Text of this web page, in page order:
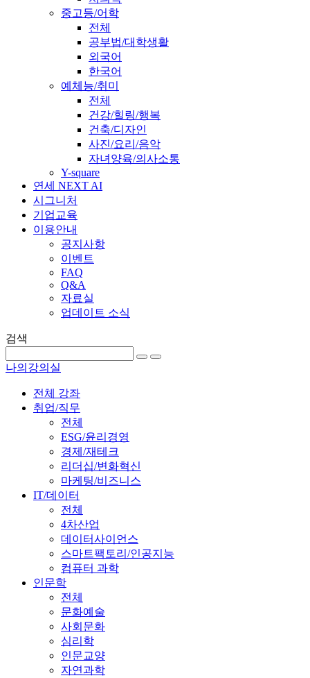
중고등/어학
전체
공부법/대학생활
외국어
한국어
예체능/취미
전체
건강/힐링/행복
건축/디자인
사진/요리/음악
자녀양육/의사소통
Y-square
연세 NEXT AI
시그니처
기업교육
이용안내
공지사항
이벤트
FAQ
Q&A
자료실
업데이트 소식
검색
나의강의실
전체 강좌
취업/직무
전체
ESG/윤리경영
경제/재테크
리더십/변화혁신
마케팅/비즈니스
IT/데이터
전체
4차산업
데이터사이언스
스마트팩토리/인공지능
컴퓨터 과학
인문학
전체
문화예술
사회문화
심리학
인문교양
자연과학